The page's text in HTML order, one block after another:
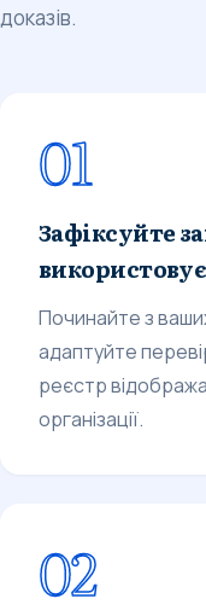
доказів.
01
Зафіксуйте
Починайте з
адаптуйте
реєстр
організації.
02